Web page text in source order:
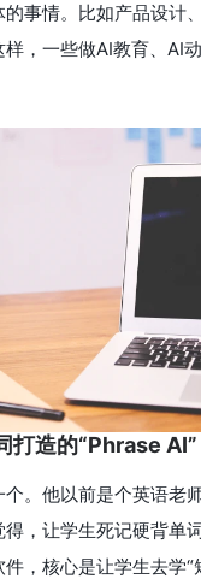
事情。比如产品设计
，一些做AI教育、AI
打造的“Phrase AI”
。他以前是个英语老
，让学生死记硬背单
，核心是让学生去学“